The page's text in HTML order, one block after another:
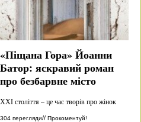
«Піщана Гора» Йоанни
Батор: яскравий роман
про безбарвне місто
ХХІ століття – це час творів про жінок
304 перегляди// Прокоментуй!